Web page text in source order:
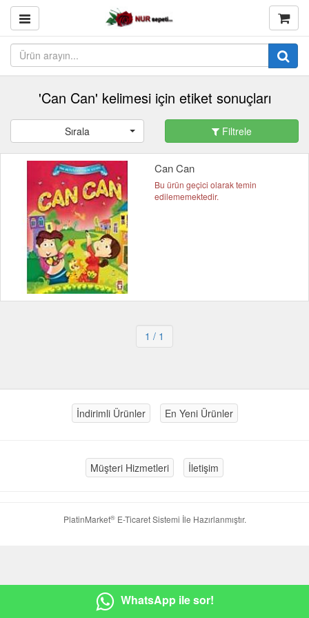
'Can Can' kelimesi için etiket sonuçları
Sırala Filtrele
Can Can
Bu ürün geçici olarak temin
edilememektedir.
1 / 1
İndirimli Ürünler En Yeni Ürünler
Müşteri Hizmetleri İletişim
PlatinMarket®E-Ticaret Sistemi İle Hazırlanmıştır.
WhatsApp ile sor!